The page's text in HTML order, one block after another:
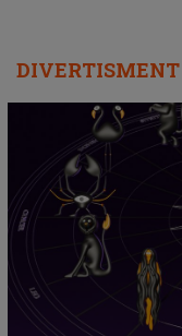
DIVERTISMENT